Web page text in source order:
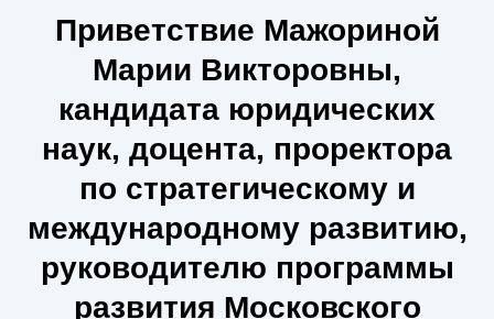
Приветствие Мажориной
Марии Викторовны,
кандидата юридических
наук, доцента, проректора
по стратегическому и
международному развитию,
руководителю программы
развития Московского